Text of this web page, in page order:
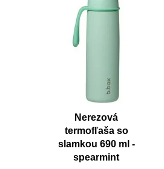
Nerezová
termofľaša so
slamkou 690 ml -
spearmint